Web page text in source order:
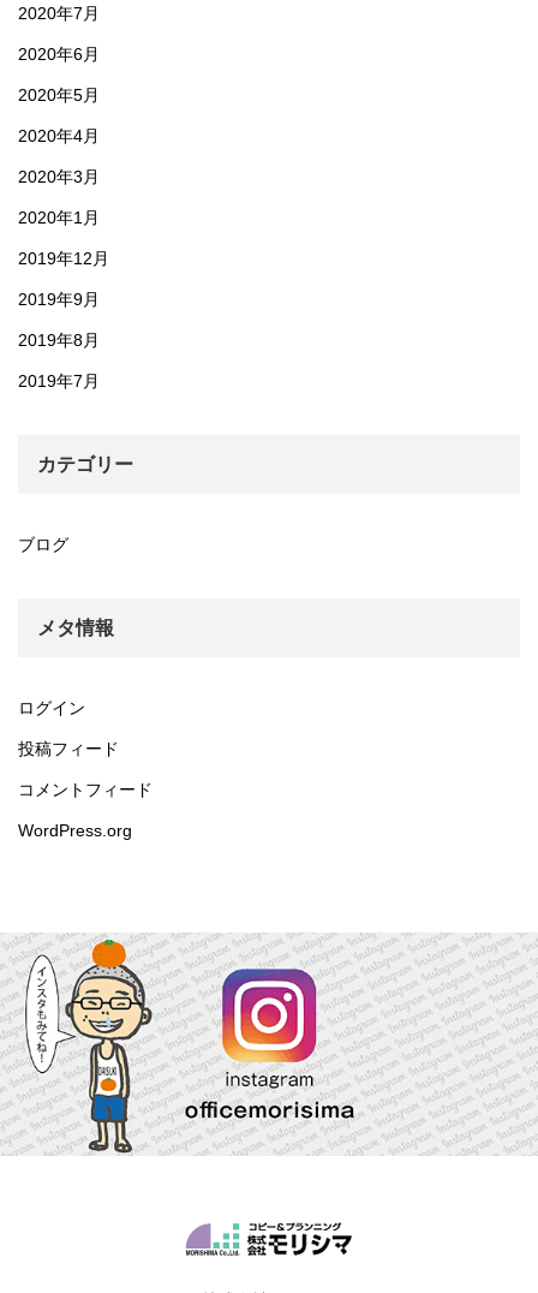
2020年7月
2020年6月
2020年5月
2020年4月
2020年3月
2020年1月
2019年12月
2019年9月
2019年8月
2019年7月
カテゴリー
ブログ
メタ情報
ログイン
投稿フィード
コメントフィード
WordPress.org